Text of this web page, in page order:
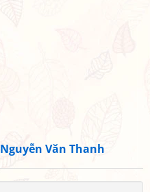
Nguyễn Văn Thanh